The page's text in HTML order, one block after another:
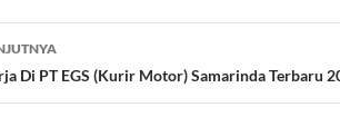
Di PT EGS (Kurir Motor) Samarinda Terbaru